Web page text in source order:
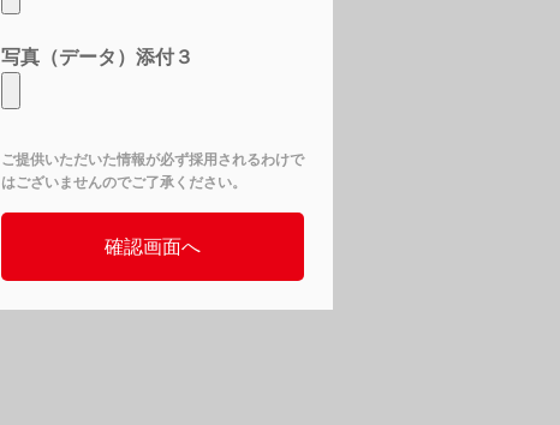
写真（データ）添付３
ご提供いただいた情報が必ず採用されるわけで
はございませんのでご了承ください。